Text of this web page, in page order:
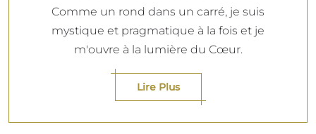
Comme un rond dans un carré, je suis
mystique et pragmatique à la fois et je
m'ouvre à la lumière du Cœur.
Lire Plus